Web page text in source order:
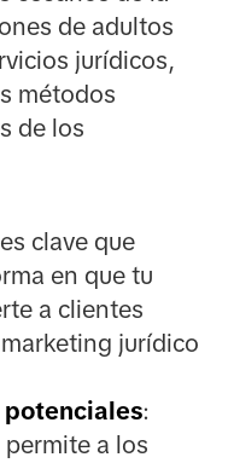
de adultos
jurídicos,
métodos
de los
clave que
en que tu
a clientes
jurídico
potenciales:
a los